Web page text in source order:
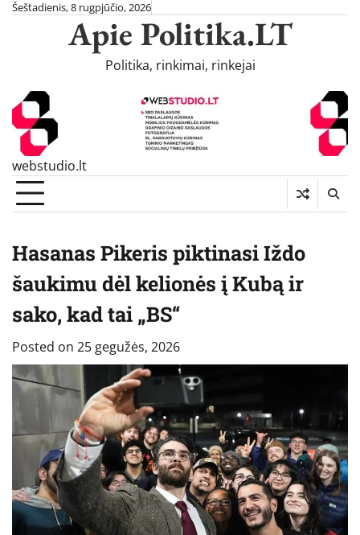
SkipŠeštadienis, 8 rugpjūčio, 2026
Apie Politika.LT
Politika, rinkimai, rinkejai
webstudio.lt
Hasanas Pikeris piktinasi Iždo
šaukimu dėl kelionės į Kubą ir
sako, kad tai „BS“
Posted on 25 gegužės, 2026